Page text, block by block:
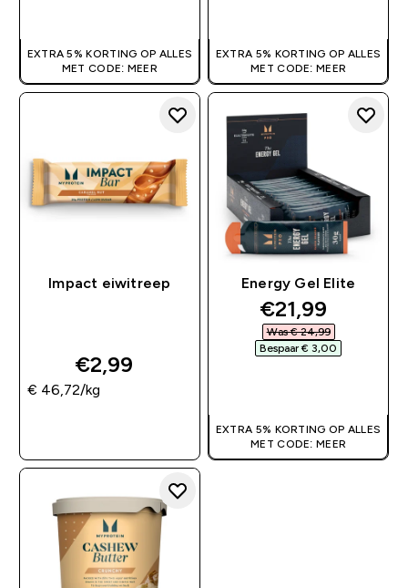
EXTRA 5% KORTING OP ALLES
MET CODE: MEER
EXTRA 5% KORTING OP ALLES
MET CODE: MEER
Impact eiwitreep
€2,99‎
€ 46,72‎/kg
Energy Gel Elite
discounted
€21,99‎
Was € 24,99‎
Bespaar € 3,00‎
EXTRA 5% KORTING OP ALLES
MET CODE: MEER